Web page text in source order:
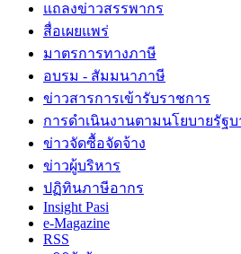
แถลงข่าวสรรพากร
สื่อเผยแพร่
มาตรการทางภาษี
อบรม - สัมมนาภาษี
ข่าวสารการเข้ารับราชการ
การดำเนินงานตามนโยบายรัฐบ
ข่าวจัดซื้อจัดจ้าง
ข่าวผู้บริหาร
ปฏิทินภาษีอากร
Insight Pasi
e-Magazine
RSS